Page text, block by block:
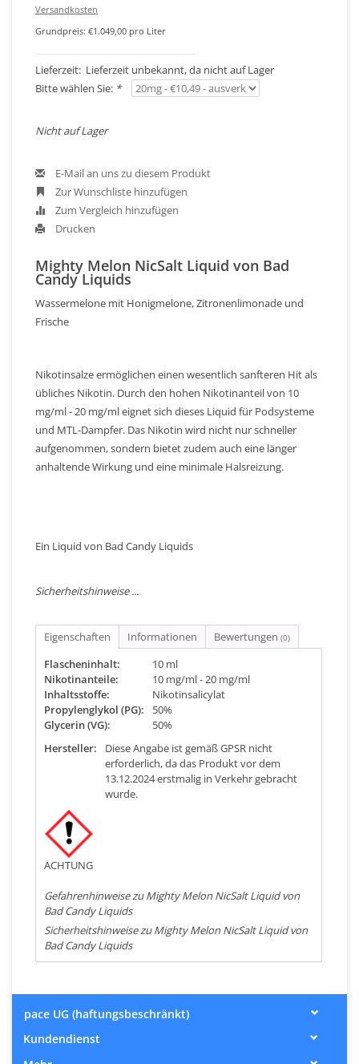
Versandkosten
Grundpreis: €1.049,00 pro Liter
Lieferzeit: Lieferzeit unbekannt, da nicht auf Lager
Bitte wählen Sie: *
Nicht auf Lager
E-Mail an uns zu diesem Produkt
Zur Wunschliste hinzufügen
Zum Vergleich hinzufügen
Drucken
Mighty Melon NicSalt Liquid von Bad
Candy Liquids
Wassermelone mit Honigmelone, Zitronenlimonade und
Frische
Nikotinsalze ermöglichen einen wesentlich sanfteren Hit als
übliches Nikotin. Durch den hohen Nikotinanteil von 10
mg/ml - 20 mg/ml eignet sich dieses Liquid für Podsysteme
und MTL-Dampfer. Das Nikotin wird nicht nur schneller
aufgenommen, sondern bietet zudem auch eine länger
anhaltende Wirkung und eine minimale Halsreizung.
Ein Liquid von Bad Candy Liquids
Sicherheitshinweise ...
Eigenschaften Informationen Bewertungen (0)
Flascheninhalt:
10 ml
Nikotinanteile:
10 mg/ml - 20 mg/ml
Inhaltsstoffe:
Nikotinsalicylat
Propylenglykol (PG):
50%
Glycerin (VG):
50%
Hersteller:
Diese Angabe ist gemäß GPSR nicht
erforderlich, da das Produkt vor dem
13.12.2024 erstmalig in Verkehr gebracht
wurde.
ACHTUNG
Gefahrenhinweise zu Mighty Melon NicSalt Liquid von
Bad Candy Liquids
Sicherheitshinweise zu Mighty Melon NicSalt Liquid von
Bad Candy Liquids
pace UG (haftungsbeschränkt)
Kundendienst